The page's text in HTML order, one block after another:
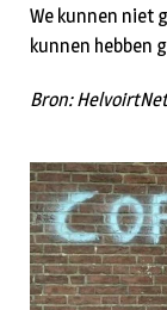
We kunnen niet
kunnen hebben
Bron: